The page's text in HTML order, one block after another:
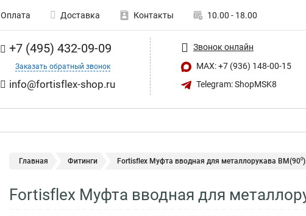
Оплата Доставка Контакты 10.00 - 18.00
+7 (495) 432-09-09
Заказать обратный звонок
info@fortisflex-shop.ru
Звонок онлайн
MAX: +7 (936) 148-00-15
Telegram: ShopMSK8
Главная Фитинги Fortisflex Муфта вводная для металлорукава
Fortisflex Муфта вводная для